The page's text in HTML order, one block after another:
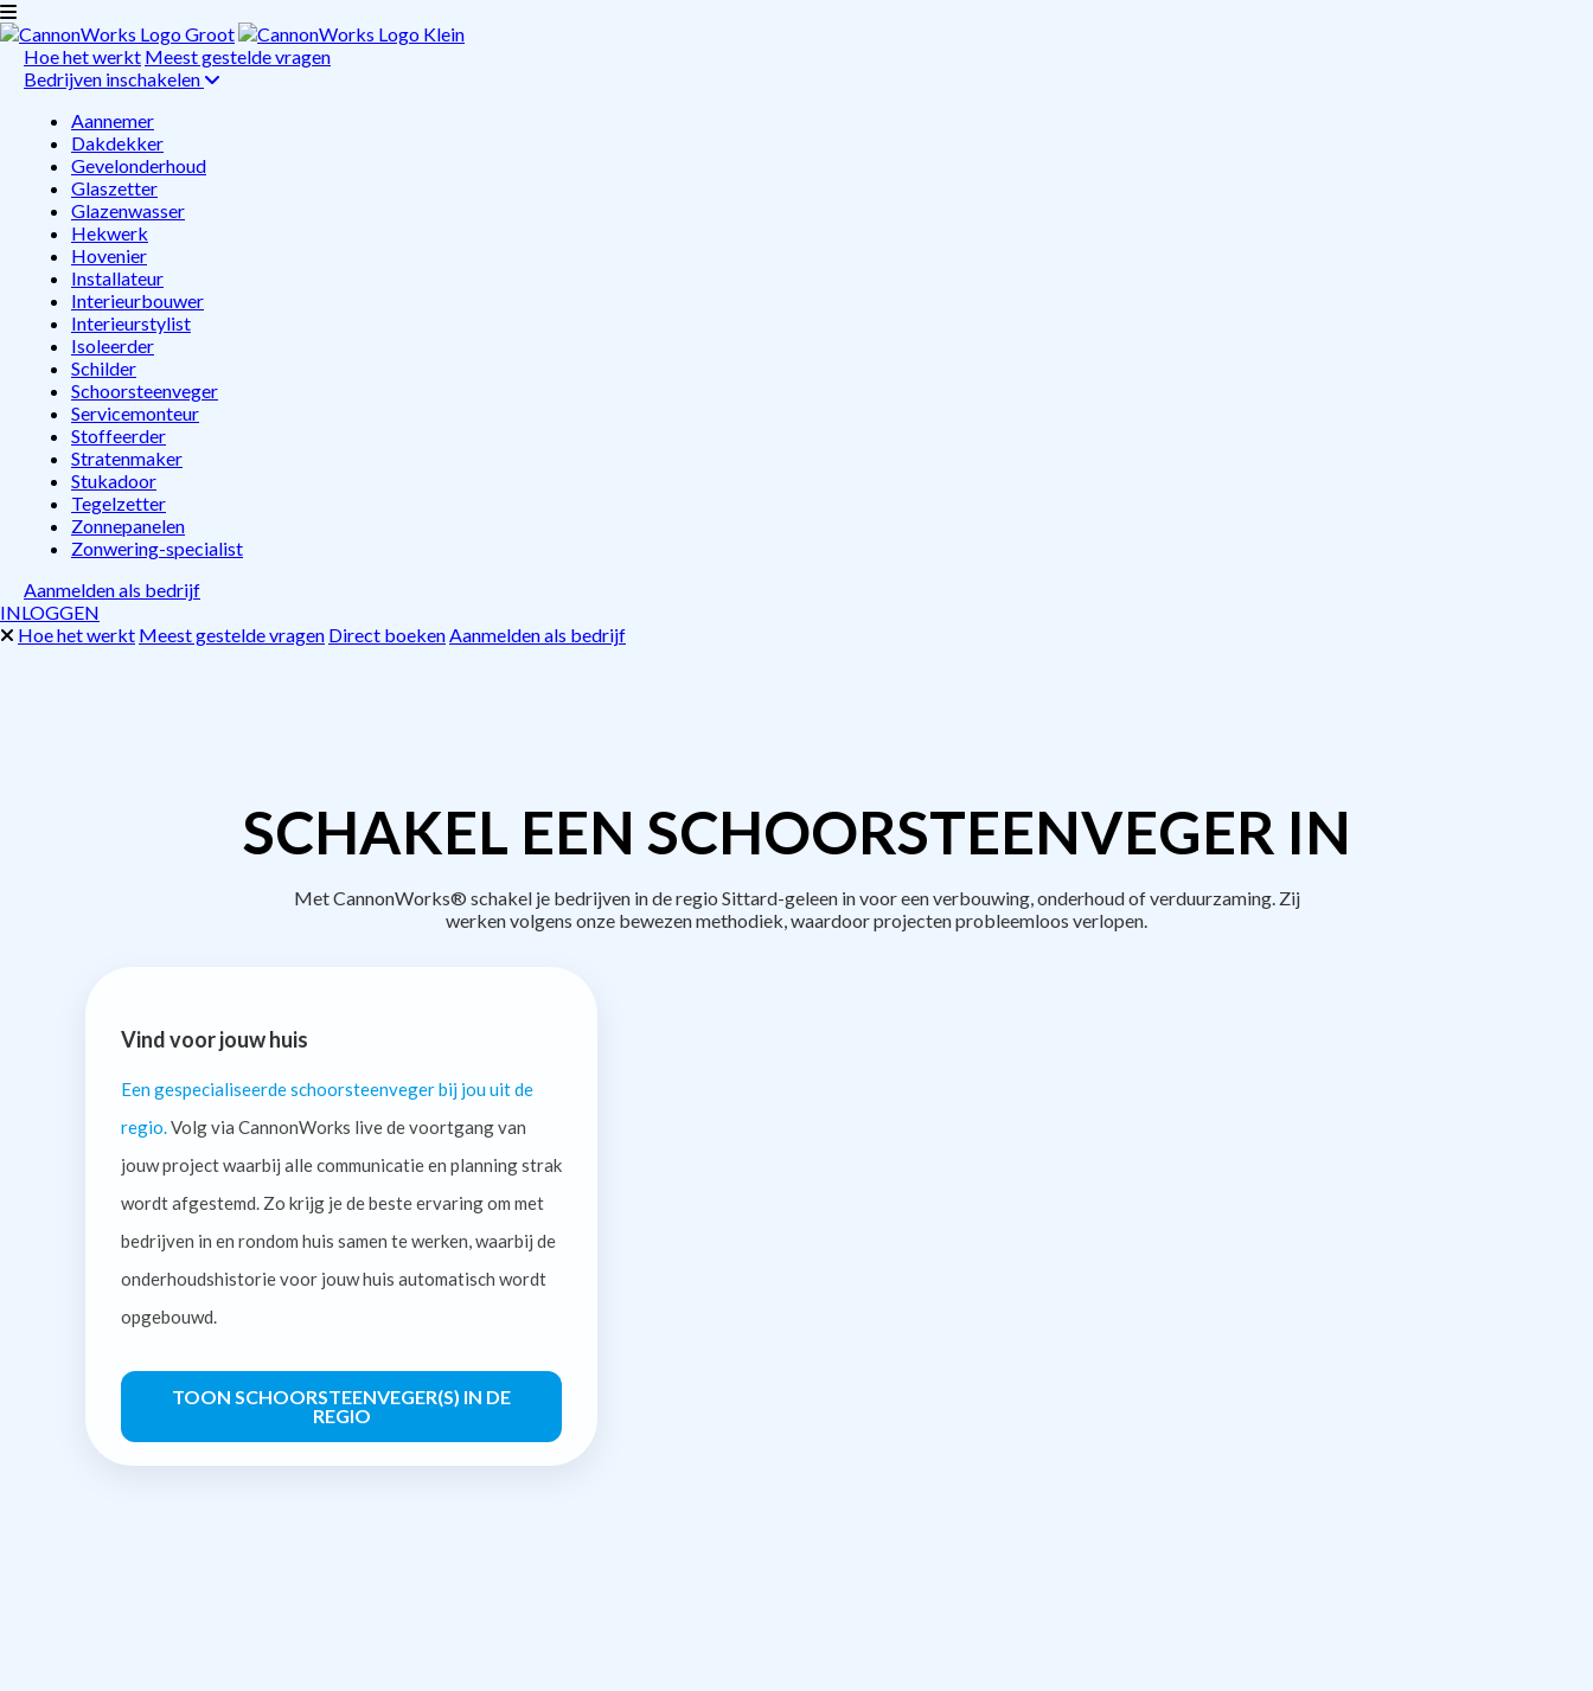
Hoe het werkt Meest gestelde vragen
Bedrijven inschakelen
Aannemer
Dakdekker
Gevelonderhoud
Glaszetter
Glazenwasser
Hekwerk
Hovenier
Installateur
Interieurbouwer
Interieurstylist
Isoleerder
Schilder
Schoorsteenveger
Servicemonteur
Stoffeerder
Stratenmaker
Stukadoor
Tegelzetter
Zonnepanelen
Zonwering-specialist
Aanmelden als bedrijf
INLOGGEN
Hoe het werkt Meest gestelde vragen Direct boekenAanmelden als bedrijf
SCHAKEL EEN SCHOORSTEENVEGER IN
Met CannonWorks® schakel je bedrijven in de regio Sittard-geleen in voor een verbouwing, onderhoud of verduurzaming. Zij
werken volgens onze bewezen methodiek, waardoor projecten probleemloos verlopen.
Vind voor jouw huis
Een gespecialiseerde schoorsteenveger bij jou uit de
regio. Volg via CannonWorks live de voortgang van
jouw project waarbij alle communicatie en planning strak
wordt afgestemd. Zo krijg je de beste ervaring om met
bedrijven in en rondom huis samen te werken, waarbij de
onderhoudshistorie voor jouw huis automatisch wordt
opgebouwd.
TOON SCHOORSTEENVEGER(S) IN DE
REGIO